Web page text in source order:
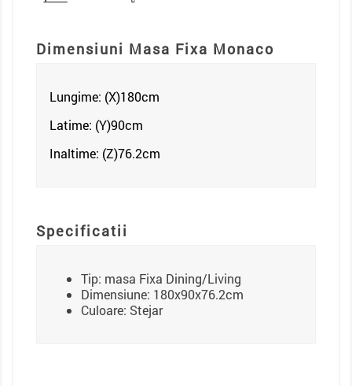
Dimensiuni Masa Fixa Monaco
Lungime: (X)180cm
Latime: (Y)90cm
Inaltime: (Z)76.2cm
Specificatii
Tip: masa Fixa Dining/Living
Dimensiune: 180x90x76.2cm
Culoare: Stejar